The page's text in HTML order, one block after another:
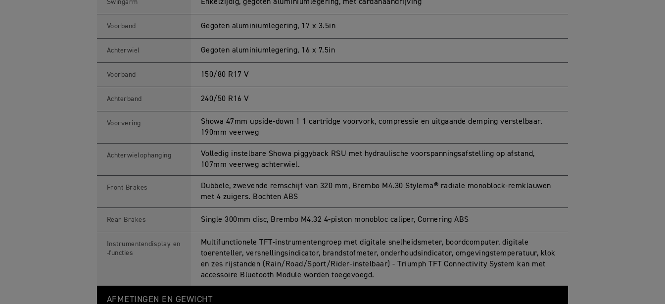
Swingarm Enkelzijdig, gegoten aluminiumlegering, met cardanaandrijving
Voorband Gegoten aluminiumlegering, 17 x 3.5in
Achterwiel Gegoten aluminiumlegering, 16 x 7.5in
Voorband 150/80 R17 V
Achterband 240/50 R16 V
Voorvering
Showa 47mm upside-down 1 1 cartridge voorvork, compressie en uitgaande demping verstelbaar.
190mm veerweg
Achterwielophanging
Volledig instelbare Showa piggyback RSU met hydraulische voorspanningsafstelling op afstand,
107mm veerweg achterwiel.
Front Brakes
Dubbele, zwevende remschijf van 320 mm, Brembo M4.30 Stylema® radiale monoblock-remklauwen
met 4 zuigers. Bochten ABS
Rear Brakes Single 300mm disc, Brembo M4.32 4-piston monobloc caliper, Cornering ABS
Instrumentendisplay en
-functies
Multifunctionele TFT-instrumentengroep met digitale snelheidsmeter, boordcomputer, digitale
toerenteller, versnellingsindicator, brandstofmeter, onderhoudsindicator, omgevingstemperatuur, klok
en zes rijstanden (Rain/Road/Sport/Rider-instelbaar) - Triumph TFT Connectivity System kan met
accessoire Bluetooth Module worden toegevoegd.
AFMETINGEN EN GEWICHT